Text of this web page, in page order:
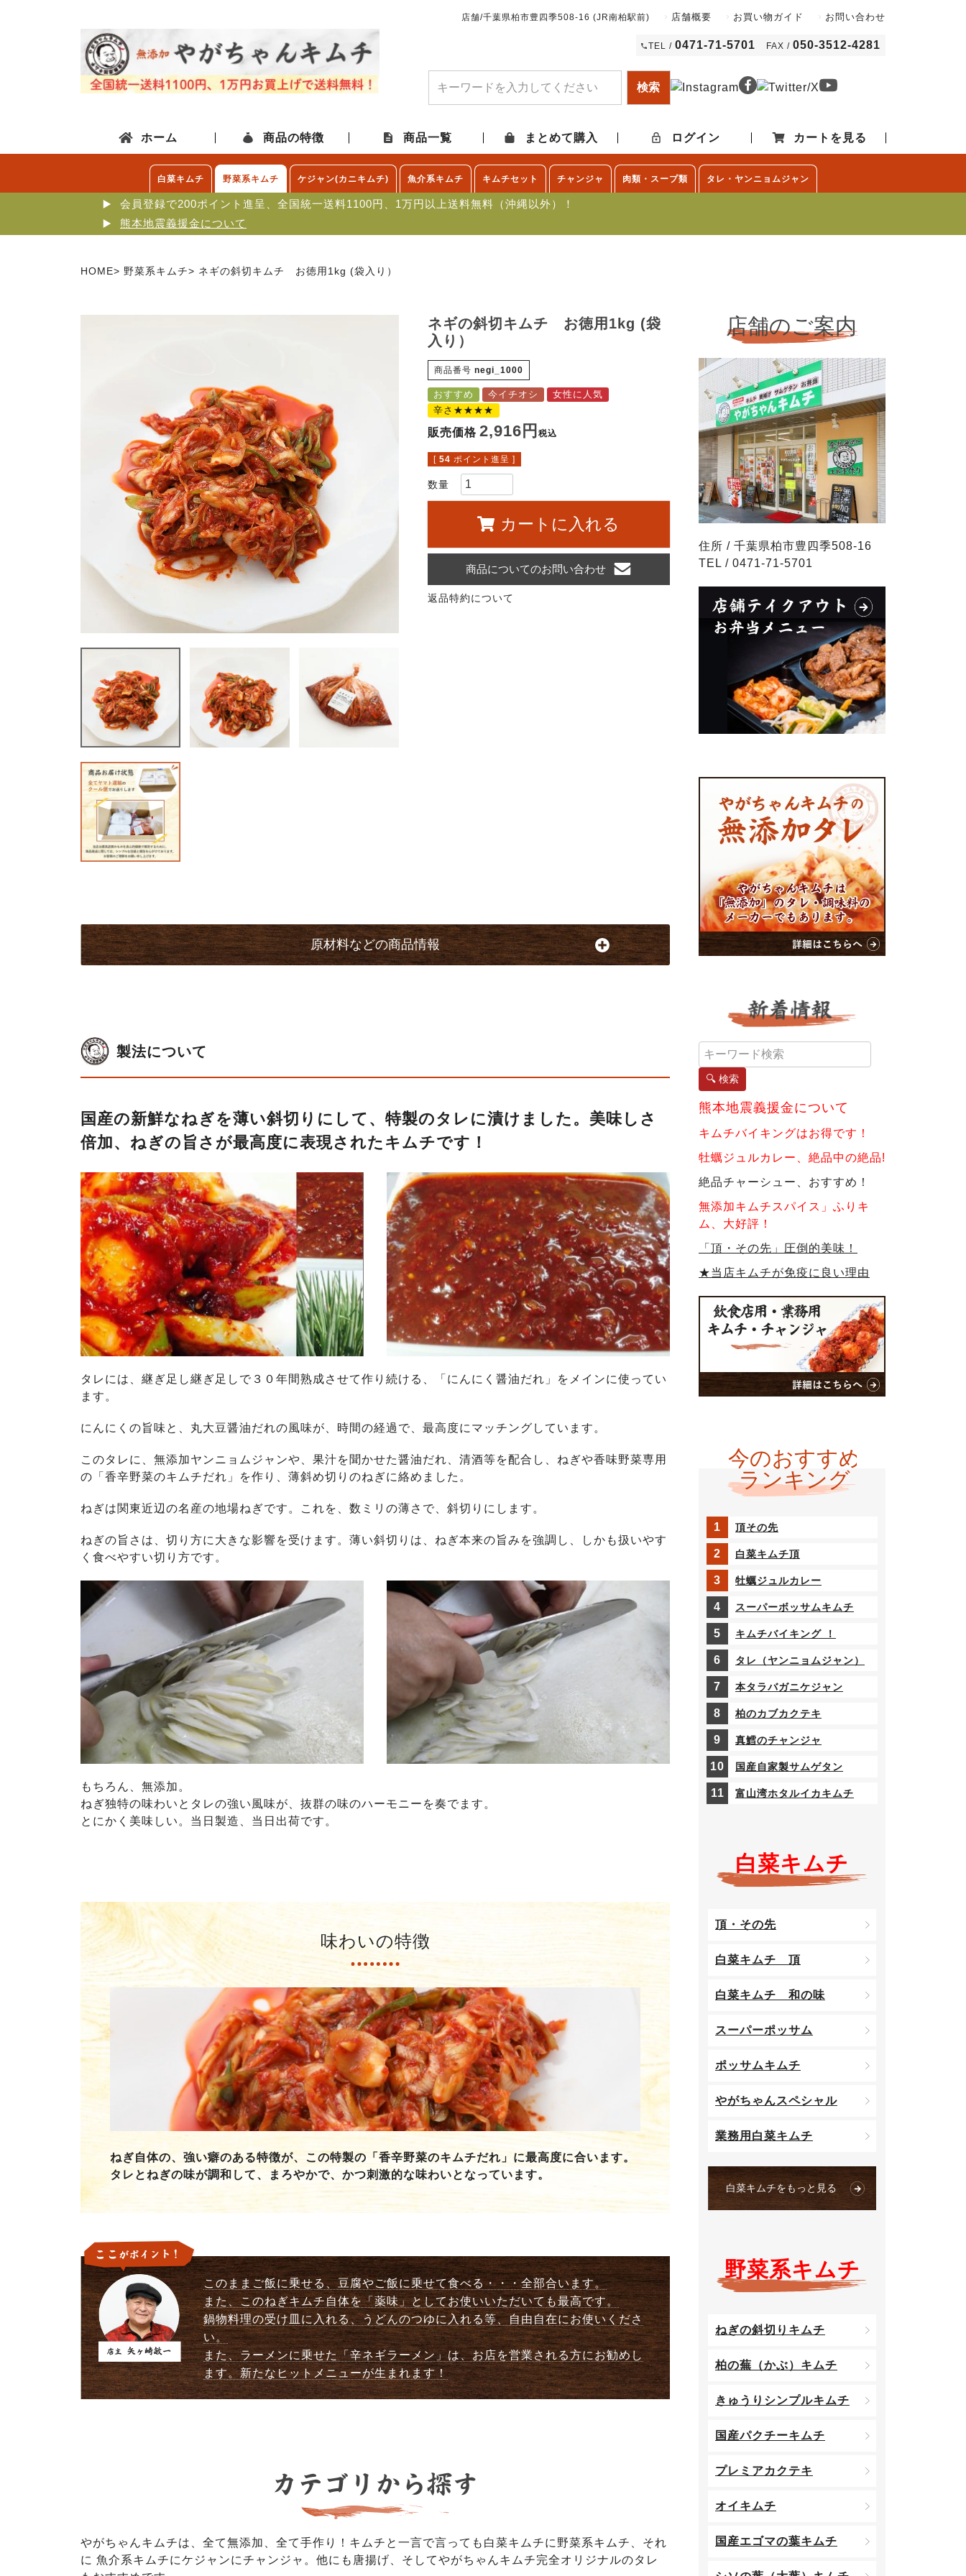
店舗/千葉県柏市豊四季508-16 (JR南柏駅前) 店舗概要 お買い物ガイド お問い合わせ
TEL / 0471-71-5701 FAX / 050-3512-4281
検索
ホーム 商品の特徴 商品一覧 まとめて購入 ログイン カートを見る
白菜キムチ 野菜系キムチ ケジャン(カニキムチ) 魚介系キムチ キムチセット チャンジャ 肉類・スープ類 タレ・ヤンニョムジャン
会員登録で200ポイント進呈、全国統一送料1100円、1万円以上送料無料（沖縄以外）！
熊本地震義援金について
HOME 野菜系キムチ ネギの斜切キムチ お徳用1kg (袋入り）
ネギの斜切キムチ お徳用1kg (袋
入り）
商品番号 negi_1000
おすすめ 今イチオシ
女性に人気
辛さ★★★★
販売価格 2,916 税込
[ 54 ポイント進呈 ]
カートに入れる
商品についてのお問い合わせ
返品特約について
原材料などの商品情報
製法について
国産の新鮮なねぎを薄い斜切りにして、特製のタレに漬けました。美味しさ
倍加、ねぎの旨さが最高度に表現されたキムチです！
タレには、継ぎ足し継ぎ足しで３０年間熟成させて作り続ける、「にんにく醤油だれ」をメインに使ってい
ます。
にんにくの旨味と、丸大豆醤油だれの風味が、時間の経過で、最高度にマッチングしています。
このタレに、無添加ヤンニョムジャンや、果汁を聞かせた醤油だれ、清酒等を配合し、ねぎや香味野菜専用
の「香辛野菜のキムチだれ」を作り、薄斜め切りのねぎに絡めました。
ねぎは関東近辺の名産の地場ねぎです。これを、数ミリの薄さで、斜切りにします。
ねぎの旨さは、切り方に大きな影響を受けます。薄い斜切りは、ねぎ本来の旨みを強調し、しかも扱いやす
く食べやすい切り方です。
もちろん、無添加。
ねぎ独特の味わいとタレの強い風味が、抜群の味のハーモニーを奏でます。
とにかく美味しい。当日製造、当日出荷です。
味わいの特徴
ねぎ自体の、強い癖のある特徴が、この特製の「香辛野菜のキムチだれ」に最高度に合います。
タレとねぎの味が調和して、まろやかで、かつ刺激的な味わいとなっています。
このままご飯に乗せる、豆腐やご飯に乗せて食べる・・・全部合います。
また、このねぎキムチ自体を「薬味」としてお使いいただいても最高です。
鍋物料理の受け皿に入れる、うどんのつゆに入れる等、自由自在にお使いくださ
い。
また、ラーメンに乗せた「辛ネギラーメン」は、お店を営業される方にお勧めし
ます。新たなヒットメニューが生まれます！
やがちゃんキムチは、全て無添加、全て手作り！キムチと一言で言っても白菜キムチに野菜系キムチ、それ
に 魚介系キムチにケジャンにチャンジャ。他にも唐揚げ、そしてやがちゃんキムチ完全オリジナルのタレ
住所 / 千葉県柏市豊四季508-16
TEL / 0471-71-5701
🔍 検索
熊本地震義援金について
キムチバイキングはお得です！
牡蠣ジュルカレー、絶品中の絶品!
絶品チャーシュー、おすすめ！
無添加キムチスパイス」ふりキ
ム、大好評！
「頂・その先」圧倒的美味！
★当店キムチが免疫に良い理由
頂その先
白菜キムチ頂
牡蠣ジュルカレー
スーパーボッサムキムチ
キムチバイキング ！
タレ（ヤンニョムジャン）
本タラバガニケジャン
柏のカブカクテキ
真鱈のチャンジャ
国産自家製サムゲタン
富山湾ホタルイカキムチ
白菜キムチ
頂・その先
白菜キムチ 頂
白菜キムチ 和の味
スーパーポッサム
ポッサムキムチ
やがちゃんスペシャル
業務用白菜キムチ
白菜キムチをもっと見る
野菜系キムチ
ねぎの斜切りキムチ
柏の蕪（かぶ）キムチ
きゅうりシンプルキムチ
国産パクチーキムチ
プレミアカクテキ
オイキムチ
国産エゴマの葉キムチ